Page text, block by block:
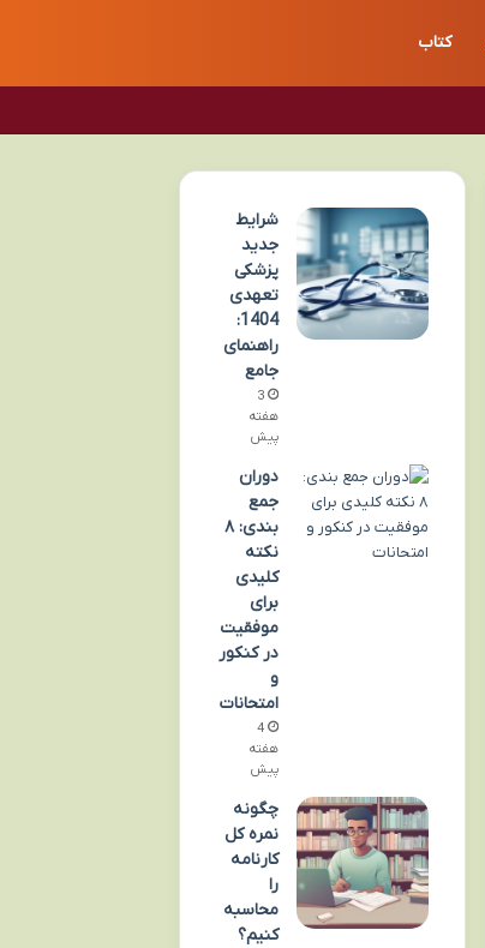
کتاب
شرایط
جدید
پزشکی
تعهدی
1404:
راهنمای
جامع
3
هفته
پیش
دوران
جمع
بندی: ۸
نکته
کلیدی
برای
موفقیت
در کنکور
و
امتحانات
4
هفته
پیش
چگونه
نمره کل
کارنامه
را
محاسبه
کنیم؟